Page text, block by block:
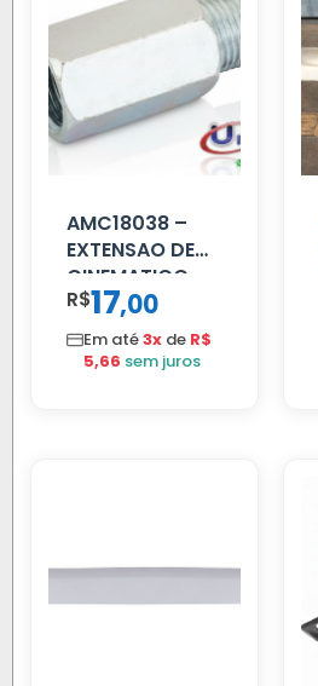
AMC18038 –
EXTENSAO DE
CINEMATICO
40MM
R$17,00
Em até3x de R$
5,66 sem juros